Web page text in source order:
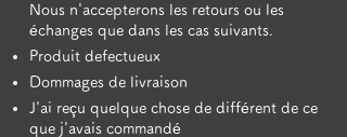
Nous n'accepterons les retours ou les
échanges que dans les cas suivants.
Produit defectueux
​Dommages de livraison
J'ai reçu quelque chose de différent de ce
que j'avais commandé